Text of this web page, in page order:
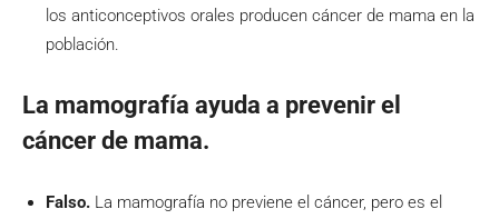
los anticonceptivos orales producen cáncer de mama en la
población.
La mamografía ayuda a prevenir el
cáncer de mama.
Falso. La mamografía no previene el cáncer, pero es el